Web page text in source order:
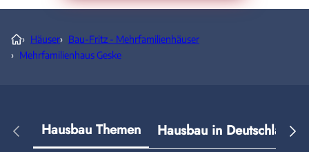
› Häuser› Bau-Fritz - Mehrfamilienhäuser
› Mehrfamilienhaus Geske
Hausbau Themen Hausbau in Deutschland